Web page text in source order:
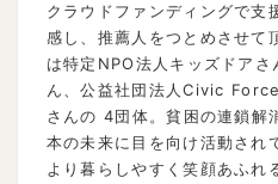
クラウドファンディングで支
感し、推薦人をつとめさせて
は特定NPO法人キッズドア
ん、公益社団法人Civic
さんの 4団体。貧困の連鎖解
本の未来に目を向け活動され
より暮らしやすく笑顔あふれ